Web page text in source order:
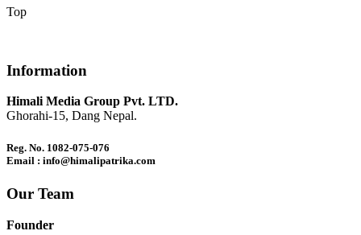
Top
Information
Himali Media Group Pvt. LTD.
Ghorahi-15, Dang Nepal.
Reg. No. 1082-075-076
Email : info@himalipatrika.com
Our Team
Founder